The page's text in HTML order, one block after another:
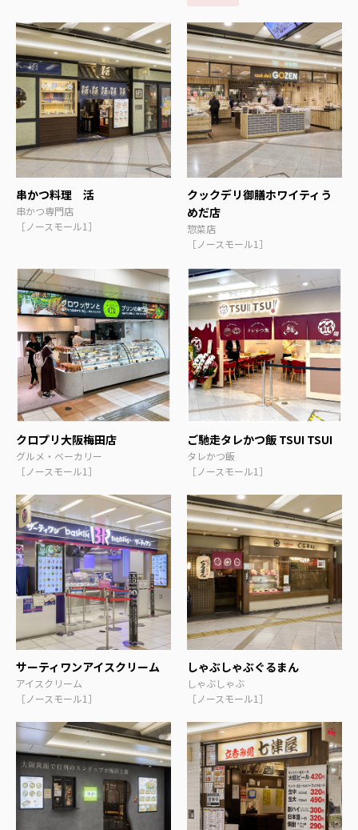
串かつ料理 活
串かつ専門店
［ノースモール1］
クックデリ御膳ホワイティう
めだ店
惣菜店
［ノースモール1］
クロプリ大阪梅田店
グルメ・ベーカリー
［ノースモール1］
ご馳走タレかつ飯 TSUI TSUI
タレかつ飯
［ノースモール1］
サーティワンアイスクリーム
アイスクリーム
［ノースモール1］
しゃぶしゃぶぐるまん
しゃぶしゃぶ
［ノースモール1］